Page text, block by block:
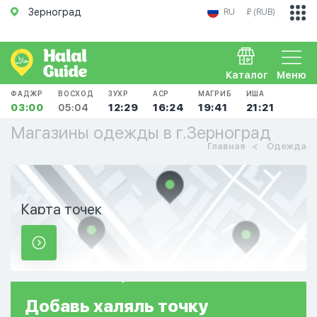
Зерноград RU ₽ (RUB)
Меню
Каталог
ФАДЖР
03:00
ВОСХОД
05:04
ЗУХР
12:29
АСР
16:24
МАГРИБ
19:41
ИША
21:21
Магазины одежды в г.Зерноград
Главная Одежда
Карта точек
Добавь халяль точку